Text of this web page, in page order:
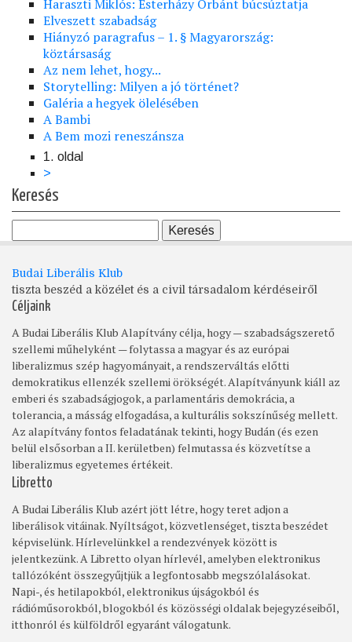
Haraszti Miklós: Esterházy Orbánt búcsúztatja
Elveszett szabadság
Hiányzó paragrafus – 1. § Magyarország:
köztársaság
Az nem lehet, hogy...
Storytelling: Milyen a jó történet?
Galéria a hegyek ölelésében
A Bambi
A Bem mozi reneszánsza
Oldalszámozás
1. oldal
Következő
oldal
>
Keresés
Budai Liberális Klub
tiszta beszéd a közélet és a civil társadalom kérdéseiről
Céljaink
A Budai Liberális Klub Alapítvány célja, hogy — szabadságszerető
szellemi műhelyként — folytassa a magyar és az európai
liberalizmus szép hagyományait, a rendszerváltás előtti
demokratikus ellenzék szellemi örökségét. Alapítványunk kiáll az
emberi és szabadságjogok, a parlamentáris demokrácia, a
tolerancia, a másság elfogadása, a kulturális sokszínűség mellett.
Az alapítvány fontos feladatának tekinti, hogy Budán (és ezen
belül elsősorban a II. kerületben) felmutassa és közvetítse a
liberalizmus egyetemes értékeit.
Libretto
A Budai Liberális Klub azért jött létre, hogy teret adjon a
liberálisok vitáinak. Nyíltságot, közvetlenséget, tiszta beszédet
képviselünk. Hírlevelünkkel a rendezvények között is
jelentkezünk. A Libretto olyan hírlevél, amelyben elektronikus
tallózóként összegyűjtjük a legfontosabb megszólalásokat.
Napi-, és hetilapokból, elektronikus újságokból és
rádióműsorokból, blogokból és közösségi oldalak bejegyzéseiből,
itthonról és külföldről egyaránt válogatunk.